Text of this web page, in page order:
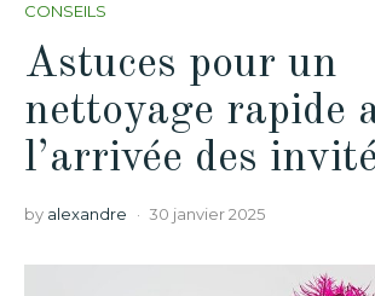
CONSEILS
Astuces pour un
nettoyage rapide
l’arrivée des
by alexandre 30 janvier 2025